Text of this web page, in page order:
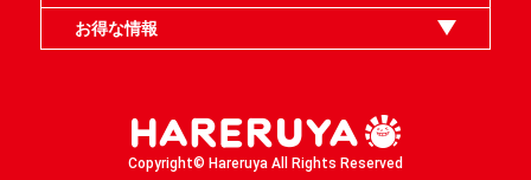
利用規約
スタッフ募集
特定商取引法表示
個人情報保護指針
企業情報
お得な情報
Copyright© Hareruya All Rights Reserved